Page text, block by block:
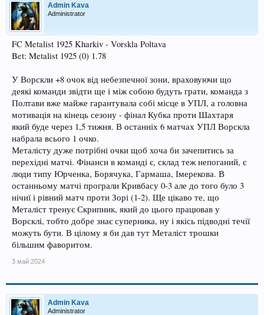
Admin Kava
Administrator
FC Metalist 1925 Kharkiv - Vorskla Poltava
Bet: Metalist 1925 (0) 1.78
У Ворскли +8 очок від небезпечної зони, враховуючи що
деякі команди звідти ще і між собою будуть грати, команда з
Полтави вже майже гарантувала собі місце в УПЛ, а головна
мотивація на кінець сезону - фінал Кубка проти Шахтаря
який буде через 1,5 тижня. В останніх 6 матчах УПЛ Ворскла
набрала всього 1 очко.
Металісту дуже потрібні очки щоб хоча би зачепитись за
перехідні матчі. Фінанси в команді є, склад теж непоганий, є
люди типу Юрченка, Борячука, Гармаша, Імерекова. В
останньому матчі програли Кривбасу 0-3 але до того було 3
нічиї і рівний матч проти Зорі (1-2). Ще цікаво те, що
Металіст тренує Скрипник, який до цього працював у
Ворсклі, тобто добре знає суперника, ну і якісь підводні течії
можуть бути. В цілому я би дав тут Металіст трошки
більшим фаворитом.
3 май 2024
Admin Kava
Administrator